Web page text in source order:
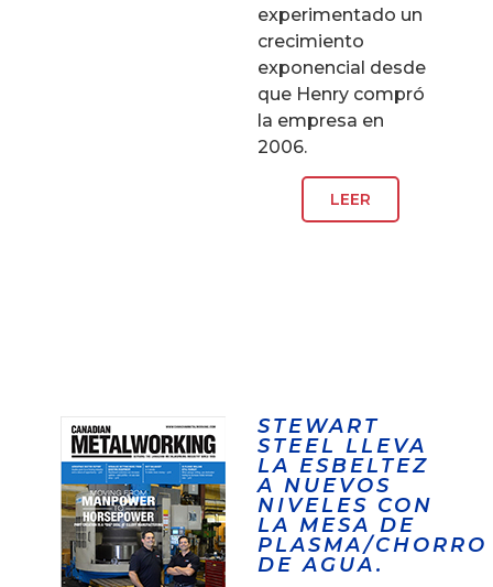
experimentado un
crecimiento
exponencial desde
que Henry compró
la empresa en
2006.
LEER
STEWART
STEEL LLEVA
LA ESBELTEZ
A NUEVOS
NIVELES CON
LA MESA DE
PLASMA/CHORRO
DE AGUA.